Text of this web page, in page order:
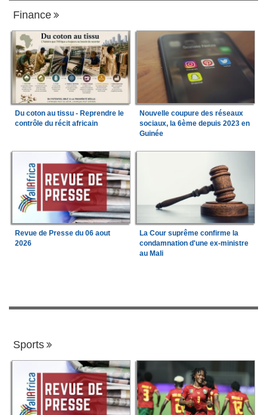
Finance
Du coton au tissu - Reprendre le
contrôle du récit africain
Nouvelle coupure des réseaux
sociaux, la 6ème depuis 2023 en
Guinée
Revue de Presse du 06 aout
2026
La Cour suprême confirme la
condamnation d'une ex-ministre
au Mali
Sports